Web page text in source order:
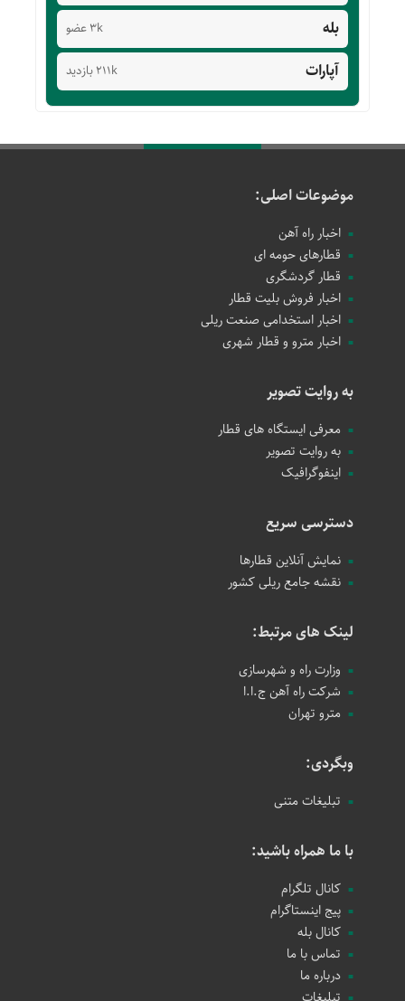
بله 3k عضو
آپارات 211k بازدید
موضوعات اصلی:
اخبار راه آهن
قطارهای حومه ای
قطار گردشگری
اخبار فروش بلیت قطار
اخبار استخدامی صنعت ریلی
اخبار مترو و قطار شهری
به روایت تصویر
معرفی ایستگاه های قطار
به روایت تصویر
اینفوگرافیک
دسترسی سریع
نمایش آنلاین قطارها
نقشه جامع ریلی کشور
لینک های مرتبط:
وزارت راه و شهرسازی
شرکت راه آهن ج.ا.ا
مترو تهران
وبگردی:
تبلیغات متنی
با ما همراه باشید:
کانال تلگرام
پیج اینستاگرام
کانال بله
تماس با ما
درباره ما